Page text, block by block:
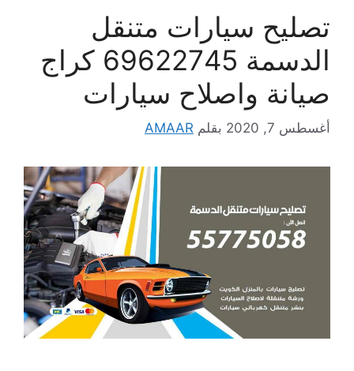
تصليح سيارات متنقل
الدسمة 69622745 كراج
صيانة واصلاح سيارات
أغسطس 7, 2020 بقلم AMAAR